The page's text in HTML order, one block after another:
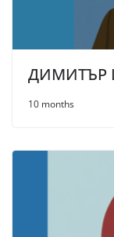
ДИМИТЪР
10 months